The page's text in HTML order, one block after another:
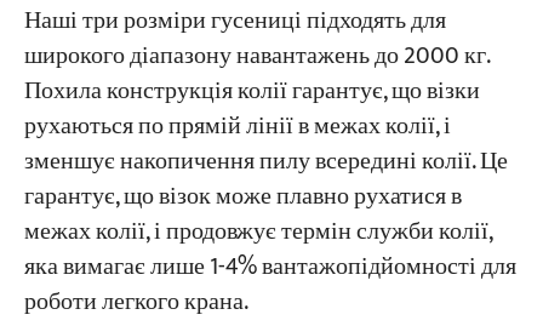
Наші три розміри гусениці підходять для
широкого діапазону навантажень до 2000 кг.
Похила конструкція колії гарантує, що візки
рухаються по прямій лінії в межах колії, і
зменшує накопичення пилу всередині колії. Це
гарантує, що візок може плавно рухатися в
межах колії, і продовжує термін служби колії,
яка вимагає лише 1-4% вантажопідйомності для
роботи легкого крана.